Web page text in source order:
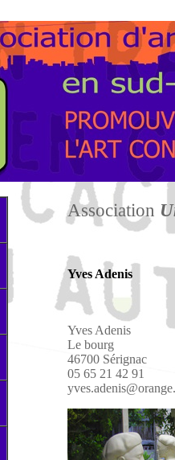
Association
Yves Adenis
Yves Adenis
Le bourg
46700 Sérignac
05 65 21 42 91